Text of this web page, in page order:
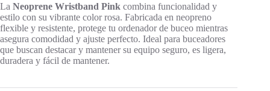
La Neoprene Wristband Pink combina funcionalidad y
estilo con su vibrante color rosa. Fabricada en neopreno
flexible y resistente, protege tu ordenador de buceo mientras
asegura comodidad y ajuste perfecto. Ideal para buceadores
que buscan destacar y mantener su equipo seguro, es ligera,
duradera y fácil de mantener.